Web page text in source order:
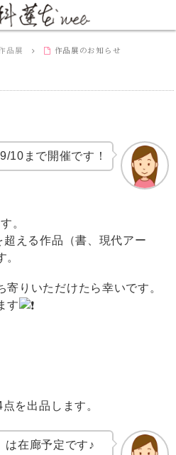
品展 作品展のお知らせ
10まで開催です！
。
える作品（書、現代アー
。
りいただけたら幸いです。
す
を出品します。
は在廊予定です♪